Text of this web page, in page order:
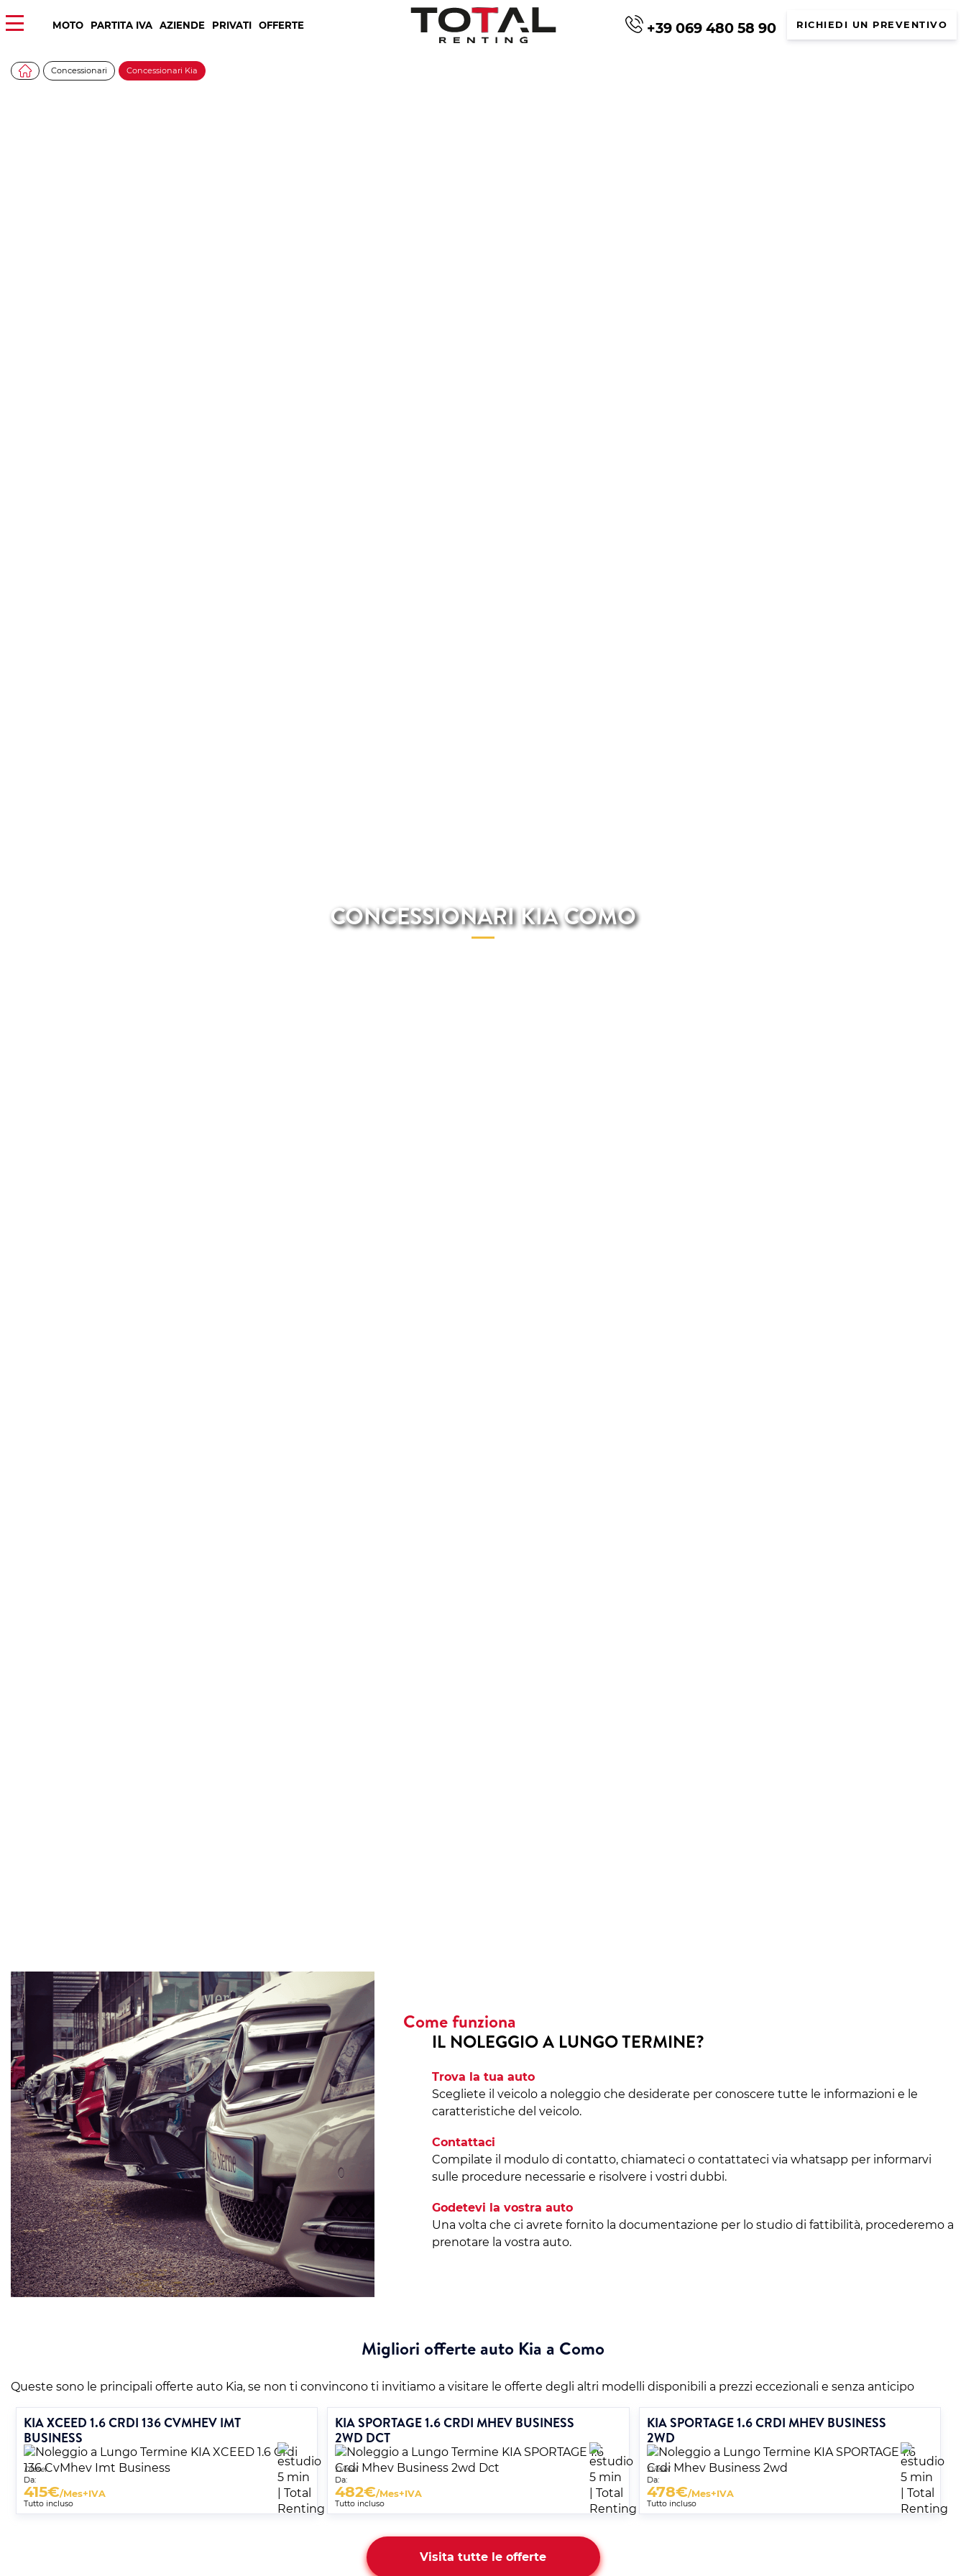
MOTO PARTITA IVA AZIENDE PRIVATI OFFERTE +39 069 480 58 90 RICHIEDI UN PREVENTIVO
Concessionari Concessionari Kia
CONCESSIONARI KIA COMO
Come funziona
IL NOLEGGIO A LUNGO TERMINE?
Trova la tua auto
Scegliete il veicolo a noleggio che desiderate per conoscere tutte le informazioni e le
caratteristiche del veicolo.
Contattaci
Compilate il modulo di contatto, chiamateci o contattateci via whatsapp per informarvi
sulle procedure necessarie e risolvere i vostri dubbi.
Godetevi la vostra auto
Una volta che ci avrete fornito la documentazione per lo studio di fattibilità, procederemo a
prenotare la vostra auto.
Migliori offerte auto Kia a Como
Queste sono le principali offerte auto Kia, se non ti convincono ti invitiamo a visitare le offerte degli altri modelli disponibili a prezzi eccezionali e senza anticipo
KIA XCEED 1.6 CRDI 136 CVMHEV IMT
BUSINESS
Diesel
Da:
415€/Mes+IVA
Tutto incluso
KIA SPORTAGE 1.6 CRDI MHEV BUSINESS
2WD DCT
Diesel
Da:
482€/Mes+IVA
Tutto incluso
KIA SPORTAGE 1.6 CRDI MHEV BUSINESS
2WD
Diesel
Da:
478€/Mes+IVA
Tutto incluso
Visita tutte le offerte